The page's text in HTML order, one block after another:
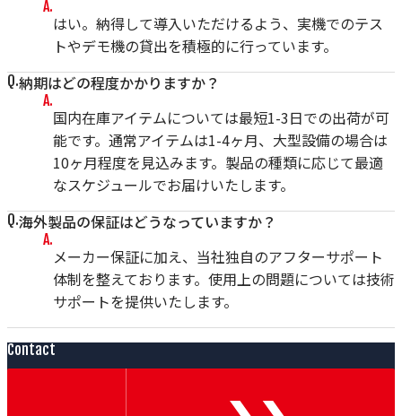
はい。納得して導入いただけるよう、実機でのテス
トやデモ機の貸出を積極的に行っています。
納期はどの程度かかりますか？
国内在庫アイテムについては最短1-3日での出荷が可
能です。通常アイテムは1-4ヶ月、大型設備の場合は
10ヶ月程度を見込みます。製品の種類に応じて最適
なスケジュールでお届けいたします。
海外製品の保証はどうなっていますか？
メーカー保証に加え、当社独自のアフターサポート
体制を整えております。使用上の問題については技術
サポートを提供いたします。
Contact